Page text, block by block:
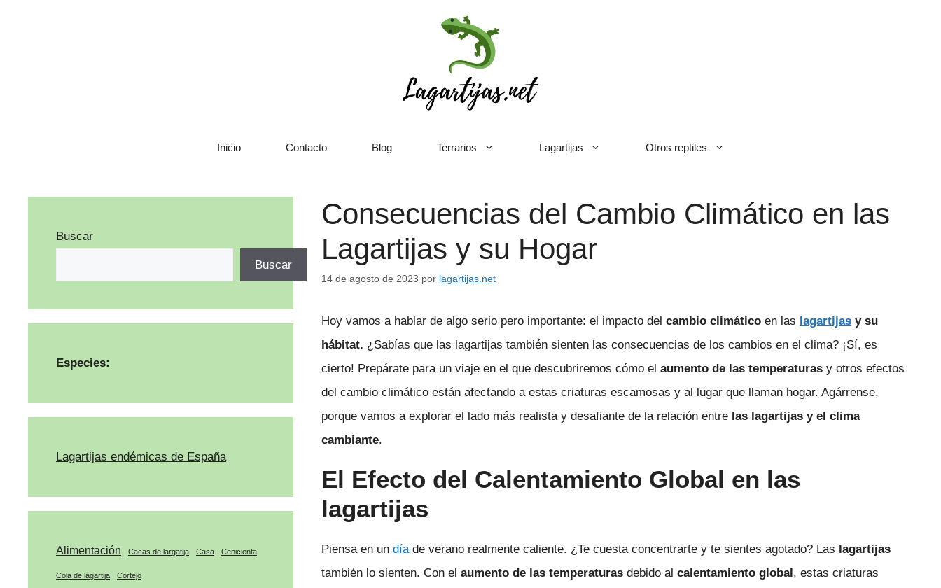
Inicio Contacto Blog Terrarios Lagartijas Otros reptiles
Consecuencias del Cambio Climático en las
Lagartijas y su Hogar
14 de agosto de 2023 por lagartijas.net
Hoy vamos a hablar de algo serio pero importante: el impacto delcambio climático en las lagartijas y su
hábitat. ¿Sabías que las lagartijas también sienten las consecuencias de los cambios en el clima? ¡Sí, es
cierto! Prepárate para un viaje en el que descubriremos cómo elaumento de las temperaturasy otros efectos
del cambio climático están afectando a estas criaturas escamosas y al lugar que llaman hogar. Agárrense,
porque vamos a explorar el lado más realista y desafiante de la relación entre las lagartijas y el clima
cambiante.
El Efecto del Calentamiento Global en las
lagartijas
Piensa en undíade verano realmente caliente. ¿Te cuesta concentrarte y te sientes agotado? Las lagartijas
también lo sienten. Con elaumento de las temperaturas debido alcalentamiento global , estas criaturas
Buscar
Buscar
Especies:
Lagartijas endémicas de España
Alimentación Cacas de largatija Casa Cenicienta
Cola de lagartija Cortejo